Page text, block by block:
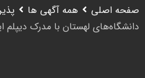
صفحه اصلی همه آگهی ها
دانشگاه‌های لهستان با مدرک دیپلم